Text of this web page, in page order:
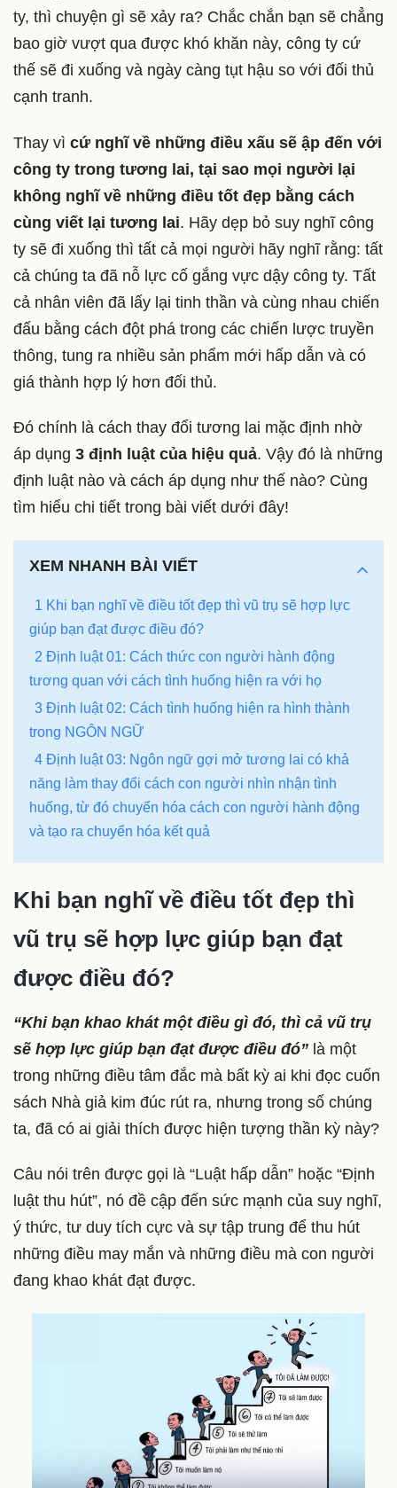
ty, thì chuyện gì sẽ xảy ra? Chắc chắn bạn sẽ chẳng
bao giờ vượt qua được khó khăn này, công ty cứ
thế sẽ đi xuống và ngày càng tụt hậu so với đối thủ
cạnh tranh.
Thay vì cứ nghĩ về những điều xấu sẽ ập đến với
công ty trong tương lai, tại sao mọi người lại
không nghĩ về những điều tốt đẹp bằng cách
cùng viết lại tương lai. Hãy dẹp bỏ suy nghĩ công
ty sẽ đi xuống thì tất cả mọi người hãy nghĩ rằng: tất
cả chúng ta đã nỗ lực cố gắng vực dậy công ty. Tất
cả nhân viên đã lấy lại tinh thần và cùng nhau chiến
đấu bằng cách đột phá trong các chiến lược truyền
thông, tung ra nhiều sản phẩm mới hấp dẫn và có
giá thành hợp lý hơn đối thủ.
Đó chính là cách thay đổi tương lai mặc định nhờ
áp dụng 3 định luật của hiệu quả. Vậy đó là những
định luật nào và cách áp dụng như thế nào? Cùng
tìm hiểu chi tiết trong bài viết dưới đây!
XEM NHANH BÀI VIẾT
1 Khi bạn nghĩ về điều tốt đẹp thì vũ trụ sẽ hợp lực
giúp bạn đạt được điều đó?
2 Định luật 01: Cách thức con người hành động
tương quan với cách tình huống hiện ra với họ
3 Định luật 02: Cách tình huống hiện ra hình thành
trong NGÔN NGỮ
4 Định luật 03: Ngôn ngữ gợi mở tương lai có khả
năng làm thay đổi cách con người nhìn nhận tình
huống, từ đó chuyển hóa cách con người hành động
và tạo ra chuyển hóa kết quả
Khi bạn nghĩ về điều tốt đẹp thì
vũ trụ sẽ hợp lực giúp bạn đạt
được điều đó?
“Khi bạn khao khát một điều gì đó, thì cả vũ trụ
sẽ hợp lực giúp bạn đạt được điều đó” là một
trong những điều tâm đắc mà bất kỳ ai khi đọc cuốn
sách Nhà giả kim đúc rút ra, nhưng trong số chúng
ta, đã có ai giải thích được hiện tượng thần kỳ này?
Câu nói trên được gọi là “Luật hấp dẫn” hoặc “Định
luật thu hút”, nó đề cập đến sức mạnh của suy nghĩ,
ý thức, tư duy tích cực và sự tập trung để thu hút
những điều may mắn và những điều mà con người
đang khao khát đạt được.